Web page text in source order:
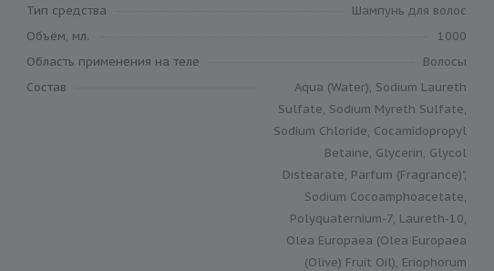
Тип средства
Шампунь для волос
Объём, мл.
1000
Область применения на теле
Волосы
Состав
Aqua (Water), Sodium Laureth
Sulfate, Sodium Myreth Sulfate,
Sodium Chloride, Cocamidopropyl
Betaine, Glycerin, Glycol
Distearate, Parfum (Fragrance)",
Sodium Cocoamphoacetate,
Polyquaternium-7, Laureth-10,
Olea Europaea (Olea Europaea
(Olive) Fruit Oil), Eriophorum